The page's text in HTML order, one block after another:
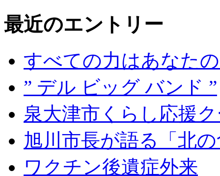
最近のエントリー
すべての力はあなた
” デル ビッグ バンド ”
泉大津市くらし応援
旭川市長が語る「北
ワクチン後遺症外来